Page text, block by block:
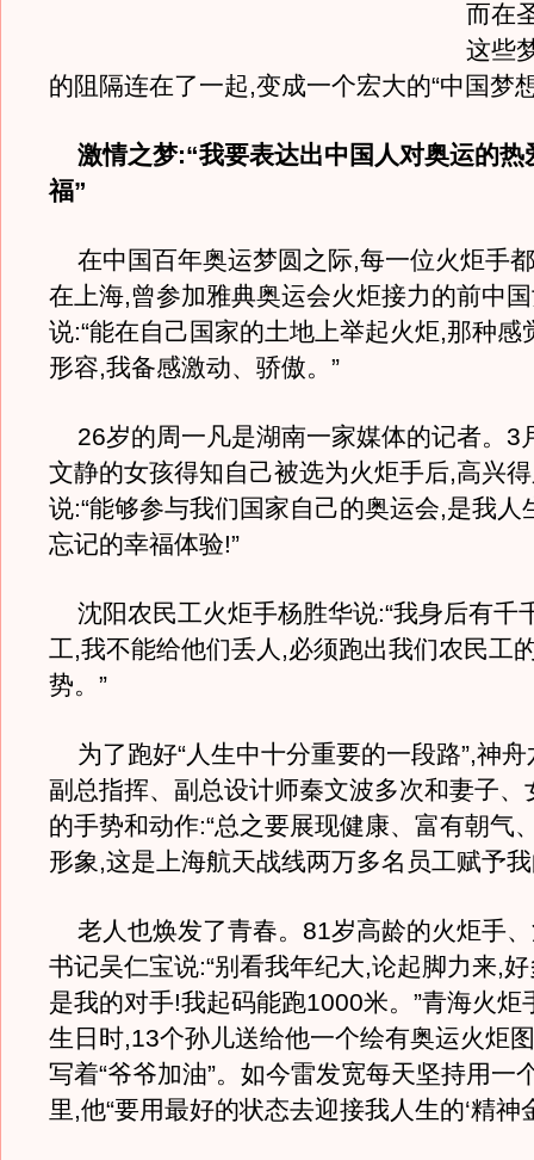
而在
这些
的阻隔连在了一起,变成一个宏大的“中国梦
激情之梦:“我要表达出中国人对奥运的热
福”
在中国百年奥运梦圆之际,每一位火炬手
在上海,曾参加雅典奥运会火炬接力的前中
说:“能在自己国家的土地上举起火炬,那种感
形容,我备感激动、骄傲。”
26岁的周一凡是湖南一家媒体的记者。3
文静的女孩得知自己被选为火炬手后,高兴
说:“能够参与我们国家自己的奥运会,是我人
忘记的幸福体验!”
沈阳农民工火炬手杨胜华说:“我身后有千
工,我不能给他们丢人,必须跑出我们农民工
势。”
为了跑好“人生中十分重要的一段路”,神
副总指挥、副总设计师秦文波多次和妻子、
的手势和动作:“总之要展现健康、富有朝气
形象,这是上海航天战线两万多名员工赋予
老人也焕发了青春。81岁高龄的火炬手
书记吴仁宝说:“别看我年纪大,论起脚力来,
是我的对手!我起码能跑1000米。”青海火炬
生日时,13个孙儿送给他一个绘有奥运火炬
写着“爷爷加油”。如今雷发宽每天坚持用一
里,他“要用最好的状态去迎接我人生的‘精神